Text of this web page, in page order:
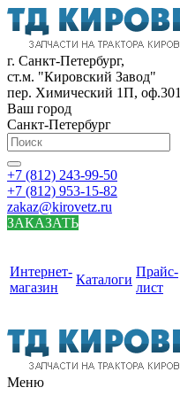
г. Санкт-Петербург,
ст.м. "Кировский Завод"
пер. Химический 1П, оф.301
Ваш город
Санкт-Петербург
+7 (812) 243-99-50
+7 (812) 953-15-82
zakaz@kirovetz.ru
ЗАКАЗАТЬ
Интернет-
магазин
Каталоги
Прайс-
лист
Меню